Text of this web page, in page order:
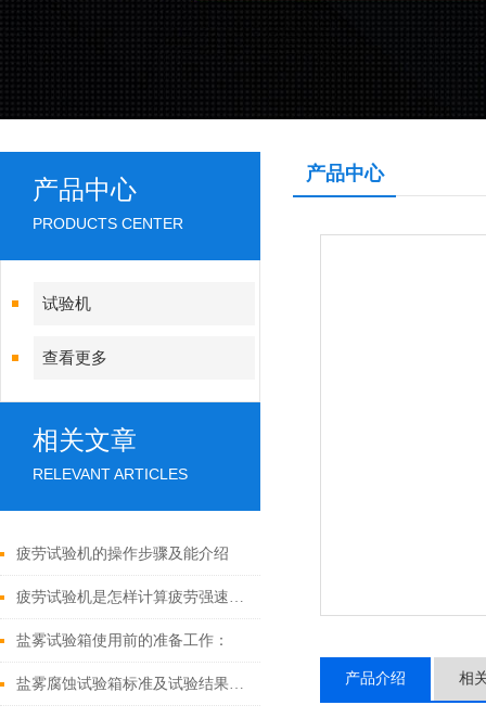
产品中心
PRODUCTS CENTER
试验机
查看更多
相关文章
RELEVANT ARTICLES
疲劳试验机的操作步骤及能介绍
疲劳试验机是怎样计算疲劳强速的呢
盐雾试验箱使用前的准备工作：
盐雾腐蚀试验箱标准及试验结果如何判定
产品中心
产品介绍 相